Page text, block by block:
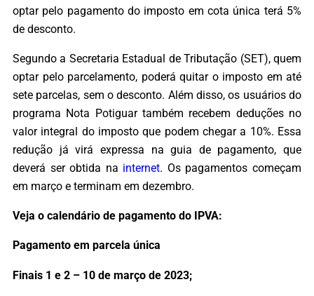
optar pelo pagamento do imposto em cota única terá 5%
de desconto.
Segundo a Secretaria Estadual de Tributação (SET), quem
optar pelo parcelamento, poderá quitar o imposto em até
sete parcelas, sem o desconto. Além disso, os usuários do
programa Nota Potiguar também recebem deduções no
valor integral do imposto que podem chegar a 10%. Essa
redução já virá expressa na guia de pagamento, que
deverá ser obtida na internet. Os pagamentos começam
em março e terminam em dezembro.
Veja o calendário de pagamento do IPVA:
Pagamento em parcela única
Finais 1 e 2 – 10 de março de 2023;